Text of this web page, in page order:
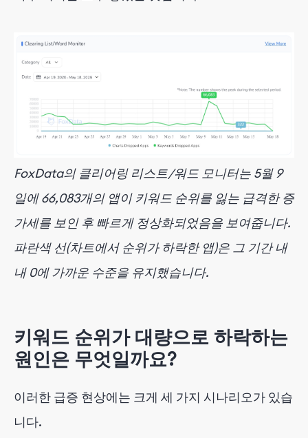
FoxData의 클리어링 리스트/워드 모니터는 5월 9
일에 66,083개의 앱이 키워드 순위를 잃는 급격한 증
가세를 보인 후 빠르게 정상화되었음을 보여줍니다.
파란색 선(차트에서 순위가 하락한 앱)은 그 기간 내
내 0에 가까운 수준을 유지했습니다.
키워드 순위가 대량으로 하락하는
원인은 무엇일까요?
이러한 급증 현상에는 크게 세 가지 시나리오가 있습
니다.